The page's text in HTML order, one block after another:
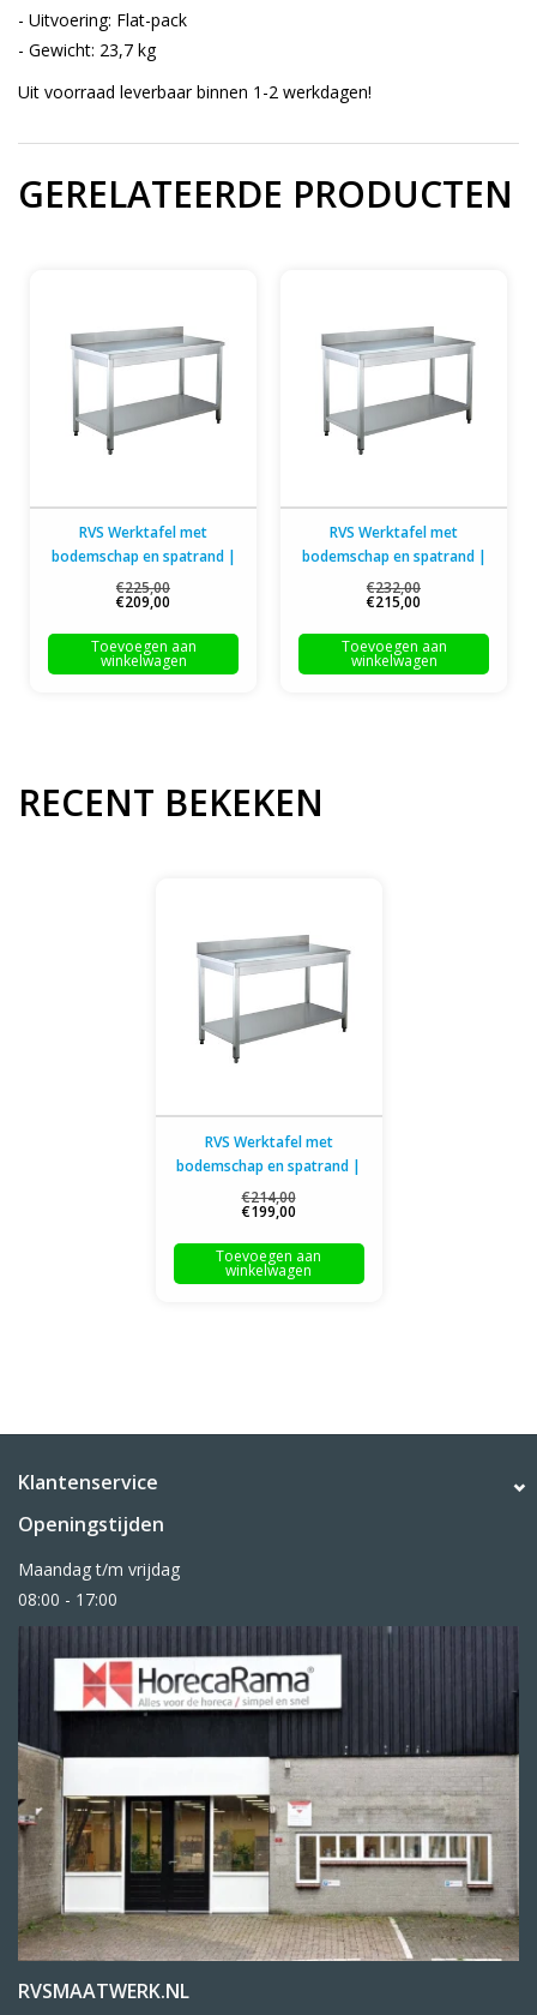
- Uitvoering: Flat-pack
- Gewicht: 23,7 kg
Uit voorraad leverbaar binnen 1-2 werkdagen!
GERELATEERDE PRODUCTEN
RVS Werktafel met
bodemschap en spatrand |
Flat-pack |
140x70x(H)85cm
€225,00
€209,00
Toevoegen aan
winkelwagen
RVS Werktafel met
bodemschap en spatrand |
Flat-pack |
150x70x(H)85cm
€232,00
€215,00
Toevoegen aan
winkelwagen
RECENT BEKEKEN
RVS Werktafel met
bodemschap en spatrand |
Flat-pack |
120x70x(H)85cm
€214,00
€199,00
Toevoegen aan
winkelwagen
Klantenservice
Openingstijden
Maandag t/m vrijdag
08:00 - 17:00
RVSMAATWERK.NL